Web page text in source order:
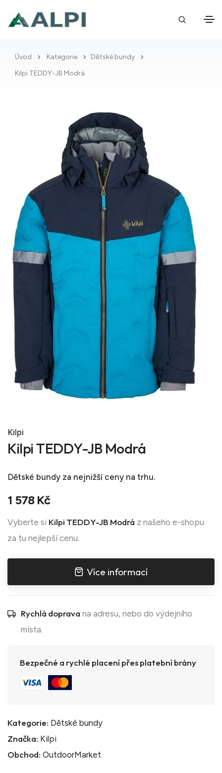
Úvod Kategorie
Dětské bundy
Kilpi TEDDY-JB Modrá
Kilpi
Kilpi TEDDY-JB Modrá
Dětské bundy za nejnižší ceny na trhu.
1 578 Kč
Vyberte si Kilpi TEDDY-JB Modrá z našeho e-shopu
za tu nejlepší cenu.
Více informací
Rychlá doprava na adresu, nebo do výdejního
místa.
Bezpečné a rychlé placení přes platební brány
Kategorie: Dětské bundy
Značka: Kilpi
Obchod: OutdoorMarket